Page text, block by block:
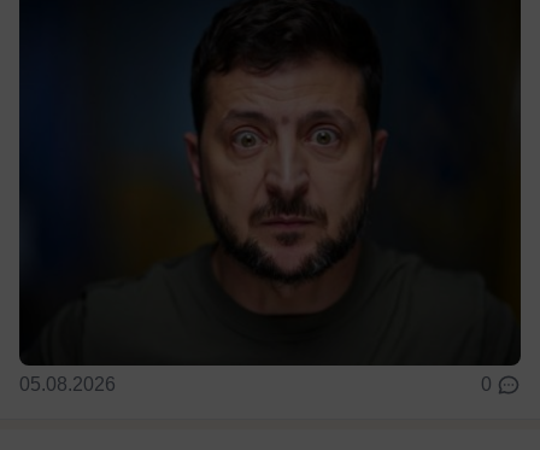
05.08.2026 0